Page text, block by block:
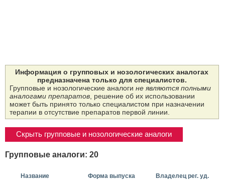
Информация о групповых и нозологических аналогах
предназначена только для специалистов.
Групповые и нозологические аналоги не являются полными
аналогами препаратов , решение об их использовании
может быть принято только специалистом при назначении
терапии в отсутствие препаратов первой линии.
Скрыть групповые и нозологические аналоги
Групповые аналоги: 20
Название Форма выпуска Владелец рег. уд.